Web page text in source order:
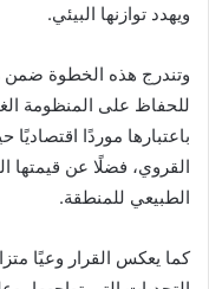
ويهدد توازنها البيئي.
وتندرج هذه الخطوة ضمن
للحفاظ على المنظومة
باعتبارها موردًا
القروي، فضلًا عن قيمتها
الطبيعي للمنطقة.
كما يعكس القرار وعيًا